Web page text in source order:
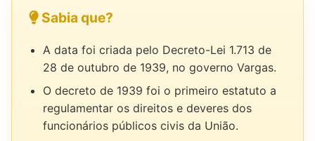
Sabia que?
A data foi criada pelo Decreto-Lei 1.713 de
28 de outubro de 1939, no governo Vargas.
O decreto de 1939 foi o primeiro estatuto a
regulamentar os direitos e deveres dos
funcionários públicos civis da União.